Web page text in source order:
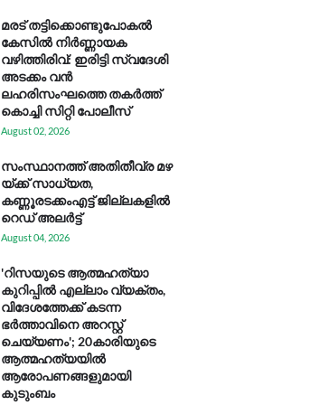
മരട് തട്ടിക്കൊണ്ടുപോകൽ
കേസിൽ നിർണ്ണായക
വഴിത്തിരിവ്: ഇരിട്ടി സ്വദേശി
അടക്കം വൻ
ലഹരിസംഘത്തെ തകർത്ത്
കൊച്ചി സിറ്റി പോലീസ്
August 02, 2026
സം​സ്ഥാ​ന​ത്ത് അ​തി​തീ​വ്ര മ​ഴ​
യ്ക്ക് സാ​ധ്യ​ത,
കണ്ണൂരടക്കംഎ​ട്ട് ജി​ല്ല​ക​ളി​ൽ
റെ​ഡ് അ​ലർ​ട്ട്
August 04, 2026
'റിസയുടെ ആത്മഹത്യാ
കുറിപ്പിൽ എല്ലാം വ്യക്തം,
വിദേശത്തേക്ക് കടന്ന
ഭർത്താവിനെ അറസ്റ്റ്
ചെയ്യണം'; 20കാരിയുടെ
ആത്മഹത്യയിൽ
ആരോപണങ്ങളുമായി
കുടുംബം